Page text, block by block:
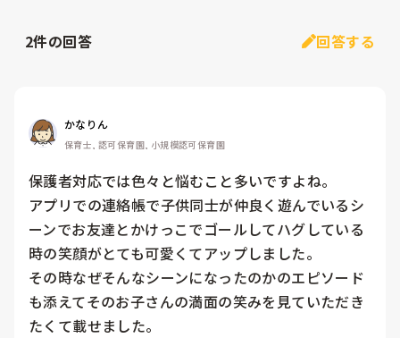
2件の回答 回答する
かなりん
保育士, 認可保育園, 小規模認可保育園
保護者対応では色々と悩むこと多いですよね。
アプリでの連絡帳で子供同士が仲良く遊んでいるシ
ーンでお友達とかけっこでゴールしてハグしている
時の笑顔がとても可愛くてアップしました。
その時なぜそんなシーンになったのかのエピソード
も添えてそのお子さんの満面の笑みを見ていただき
たくて載せました。